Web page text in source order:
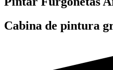
Cabina de pintura